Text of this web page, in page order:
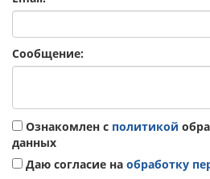
Сообщение:
Ознакомлен с политикой
данных
Даю согласие на обработку